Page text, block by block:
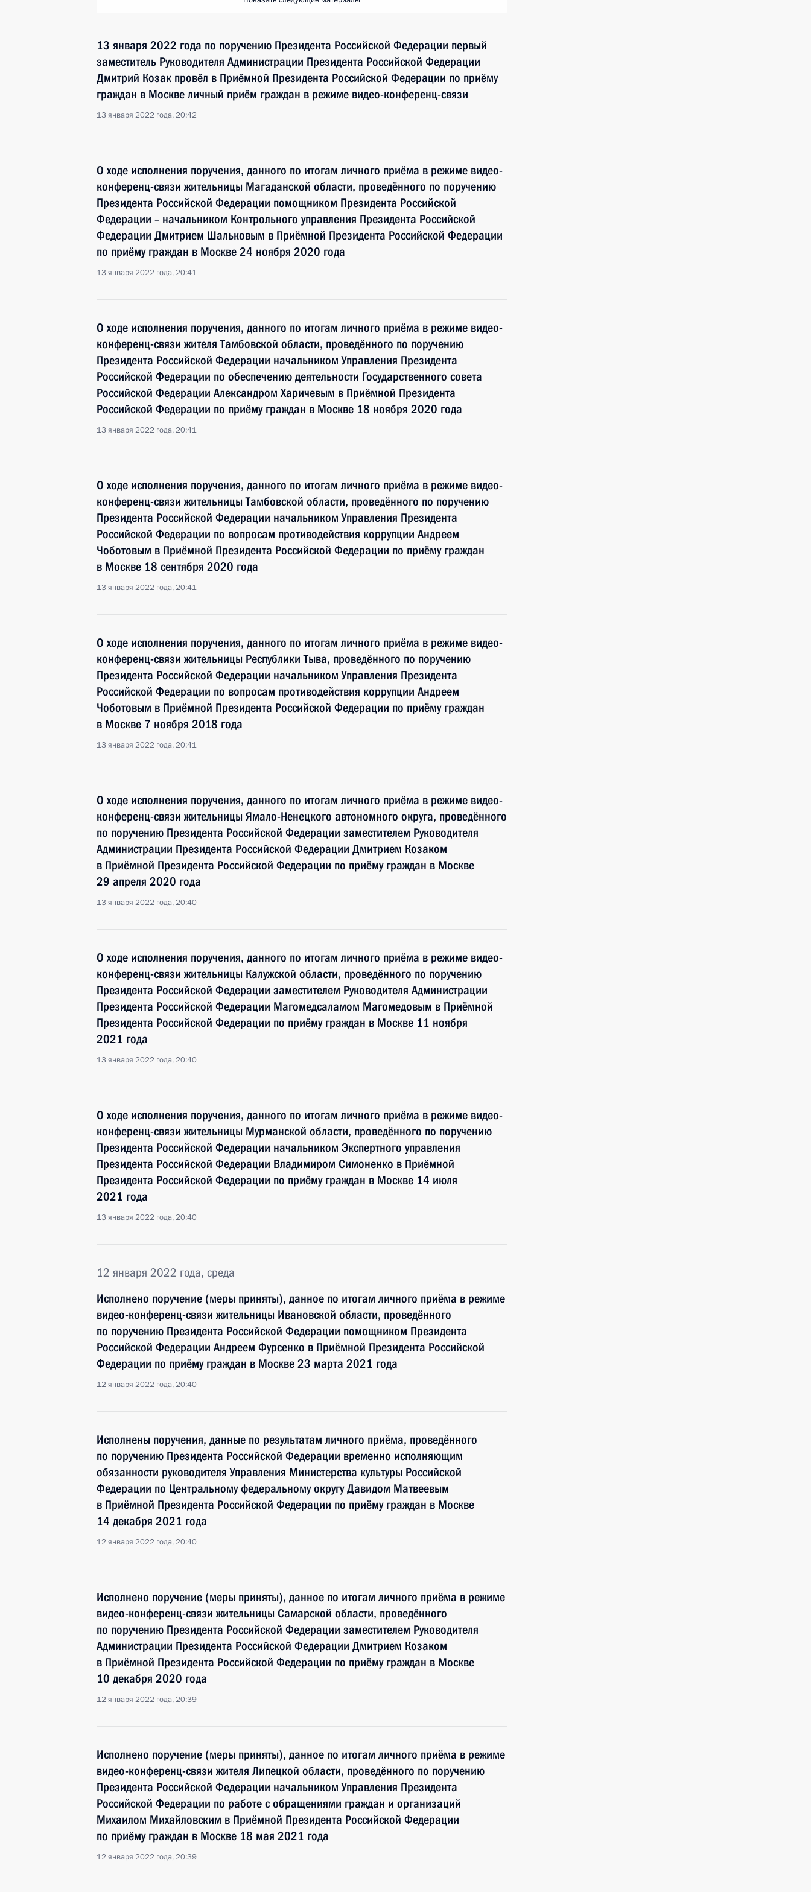
13 января 2022 года по поручению Президента Российской Федерации первый
заместитель Руководителя Администрации Президента Российской Федерации
Дмитрий Козак провёл в Приёмной Президента Российской Федерации по приёму
граждан в Москве личный приём граждан в режиме видео-конференц-связи
13 января 2022 года, 20:42
О ходе исполнения поручения, данного по итогам личного приёма в режиме видео-
конференц-связи жительницы Магаданской области, проведённого по поручению
Президента Российской Федерации помощником Президента Российской
Федерации – начальником Контрольного управления Президента Российской
Федерации Дмитрием Шальковым в Приёмной Президента Российской Федерации
по приёму граждан в Москве 24 ноября 2020 года
13 января 2022 года, 20:41
О ходе исполнения поручения, данного по итогам личного приёма в режиме видео-
конференц-связи жителя Тамбовской области, проведённого по поручению
Президента Российской Федерации начальником Управления Президента
Российской Федерации по обеспечению деятельности Государственного совета
Российской Федерации Александром Харичевым в Приёмной Президента
Российской Федерации по приёму граждан в Москве 18 ноября 2020 года
13 января 2022 года, 20:41
О ходе исполнения поручения, данного по итогам личного приёма в режиме видео-
конференц-связи жительницы Тамбовской области, проведённого по поручению
Президента Российской Федерации начальником Управления Президента
Российской Федерации по вопросам противодействия коррупции Андреем
Чоботовым в Приёмной Президента Российской Федерации по приёму граждан
в Москве 18 сентября 2020 года
13 января 2022 года, 20:41
О ходе исполнения поручения, данного по итогам личного приёма в режиме видео-
конференц-связи жительницы Республики Тыва, проведённого по поручению
Президента Российской Федерации начальником Управления Президента
Российской Федерации по вопросам противодействия коррупции Андреем
Чоботовым в Приёмной Президента Российской Федерации по приёму граждан
в Москве 7 ноября 2018 года
13 января 2022 года, 20:41
О ходе исполнения поручения, данного по итогам личного приёма в режиме видео-
конференц-связи жительницы Ямало-Ненецкого автономного округа, проведённого
по поручению Президента Российской Федерации заместителем Руководителя
Администрации Президента Российской Федерации Дмитрием Козаком
в Приёмной Президента Российской Федерации по приёму граждан в Москве
29 апреля 2020 года
13 января 2022 года, 20:40
О ходе исполнения поручения, данного по итогам личного приёма в режиме видео-
конференц-связи жительницы Калужской области, проведённого по поручению
Президента Российской Федерации заместителем Руководителя Администрации
Президента Российской Федерации Магомедсаламом Магомедовым в Приёмной
Президента Российской Федерации по приёму граждан в Москве 11 ноября
2021 года
13 января 2022 года, 20:40
О ходе исполнения поручения, данного по итогам личного приёма в режиме видео-
конференц-связи жительницы Мурманской области, проведённого по поручению
Президента Российской Федерации начальником Экспертного управления
Президента Российской Федерации Владимиром Симоненко в Приёмной
Президента Российской Федерации по приёму граждан в Москве 14 июля
2021 года
13 января 2022 года, 20:40
12 января 2022 года, среда
Исполнено поручение (меры приняты), данное по итогам личного приёма в режиме
видео-конференц-связи жительницы Ивановской области, проведённого
по поручению Президента Российской Федерации помощником Президента
Российской Федерации Андреем Фурсенко в Приёмной Президента Российской
Федерации по приёму граждан в Москве 23 марта 2021 года
12 января 2022 года, 20:40
Исполнены поручения, данные по результатам личного приёма, проведённого
по поручению Президента Российской Федерации временно исполняющим
обязанности руководителя Управления Министерства культуры Российской
Федерации по Центральному федеральному округу Давидом Матвеевым
в Приёмной Президента Российской Федерации по приёму граждан в Москве
14 декабря 2021 года
12 января 2022 года, 20:40
Исполнено поручение (меры приняты), данное по итогам личного приёма в режиме
видео-конференц-связи жительницы Самарской области, проведённого
по поручению Президента Российской Федерации заместителем Руководителя
Администрации Президента Российской Федерации Дмитрием Козаком
в Приёмной Президента Российской Федерации по приёму граждан в Москве
10 декабря 2020 года
12 января 2022 года, 20:39
Исполнено поручение (меры приняты), данное по итогам личного приёма в режиме
видео-конференц-связи жителя Липецкой области, проведённого по поручению
Президента Российской Федерации начальником Управления Президента
Российской Федерации по работе с обращениями граждан и организаций
Михаилом Михайловским в Приёмной Президента Российской Федерации
по приёму граждан в Москве 18 мая 2021 года
12 января 2022 года, 20:39